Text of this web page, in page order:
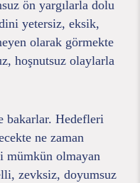
ön yargılarla dolu
yetersiz, eksik,
olarak görmekte
hoşnutsuz olaylarla
bakarlar. Hedefleri
ne zaman
mümkün olmayan
zevksiz, doyumsuz